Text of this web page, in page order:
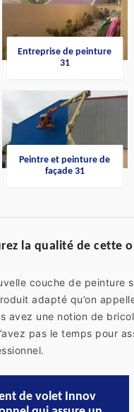
Entreprise de peinture
31
Peintre et peinture de
façade 31
la qualité de cette
couche de
adapté qu’on
avez une notion de
pas le temps pour
de volet Innov